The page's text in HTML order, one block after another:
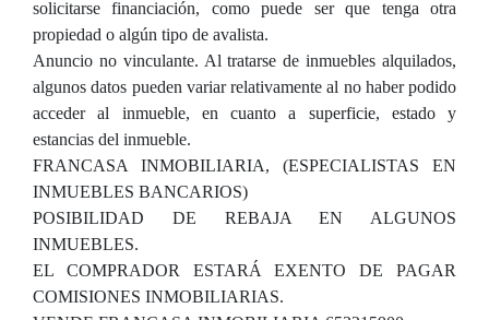
solicitarse financiación, como puede ser que tenga otra
propiedad o algún tipo de avalista.
Anuncio no vinculante. Al tratarse de inmuebles alquilados,
algunos datos pueden variar relativamente al no haber podido
acceder al inmueble, en cuanto a superficie, estado y
estancias del inmueble.
FRANCASA INMOBILIARIA, (ESPECIALISTAS EN
INMUEBLES BANCARIOS)
POSIBILIDAD DE REBAJA EN ALGUNOS
INMUEBLES.
EL COMPRADOR ESTARÁ EXENTO DE PAGAR
COMISIONES INMOBILIARIAS.